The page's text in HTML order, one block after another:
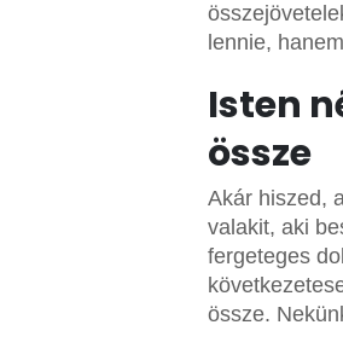
lennie,
Isten
össze
Akár hiszed,
valakit, aki
fergeteges
össze.